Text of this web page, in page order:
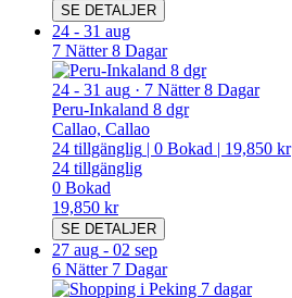
SE DETALJER
24 - 31 aug
7 Nätter 8 Dagar
24 - 31 aug · 7 Nätter 8 Dagar
Peru-Inkaland 8 dgr
Callao, Callao
24 tillgänglig | 0 Bokad | 19,850 kr
24 tillgänglig
0 Bokad
19,850 kr
SE DETALJER
27 aug - 02 sep
6 Nätter 7 Dagar